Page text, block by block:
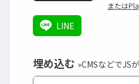
または
LINE
埋め込む »CMSなどでJS